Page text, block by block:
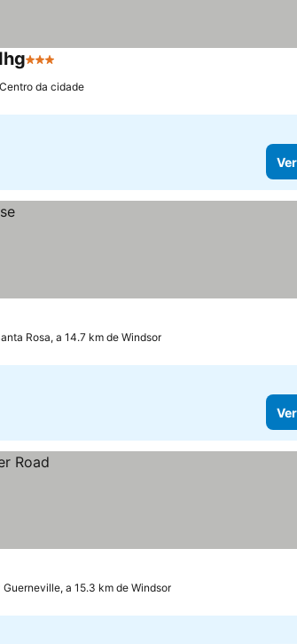
3 Estrelas
da cidade
Rosa, a 14.7 km de Windsor
Guerneville, a 15.3 km de Windsor